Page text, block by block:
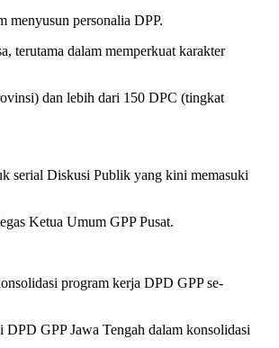
menyusun personalia DPP.
terutama dalam memperkuat karakter
dan lebih dari 150 DPC (tingkat
serial Diskusi Publik yang kini memasuki
Ketua Umum GPP Pusat.
program kerja DPD GPP se-
DPD GPP Jawa Tengah dalam konsolidasi